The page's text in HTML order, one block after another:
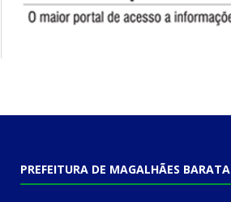
PREFEITURA DE MAGALHÃES BARATA